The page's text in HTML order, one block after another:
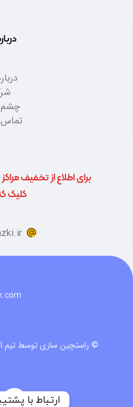
چشم
تماس
برای اطلاع از تخفیف
کلیک
© راستچین سازی توسط تیم
ارتباط با